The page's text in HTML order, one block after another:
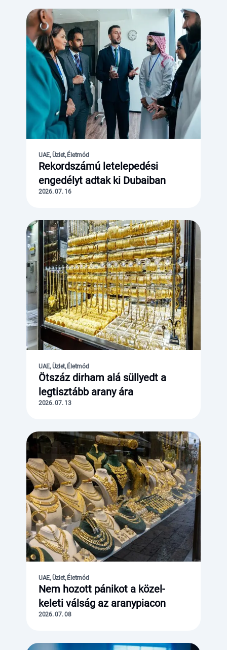
UAE, Üzlet, Életmód
Rekordszámú letelepedési
engedélyt adtak ki Dubaiban
2026. 07. 16
UAE, Üzlet, Életmód
Ötszáz dirham alá süllyedt a
legtisztább arany ára
2026. 07. 13
UAE, Üzlet, Életmód
Nem hozott pánikot a közel-
keleti válság az aranypiacon
2026. 07. 08